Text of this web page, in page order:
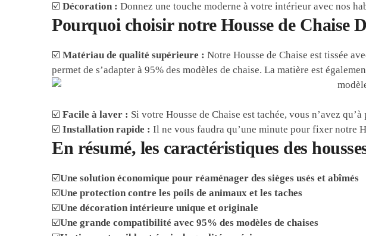
☑️Décoration : Donnez une touche moderne à votre intérieur avec nos
Pourquoi choisir notre Housse de Chaise
☑️Matériau de qualité supérieure : Notre Housse de Chaise est tissée
permet de s’adapter à 95% des modèles de chaise. La matière est
☑️Facile à laver : Si votre Housse de Chaise est tachée, vous n’avez
☑️Installation rapide : Il ne vous faudra qu’une minute pour fixer notre
En résumé, les caractéristiques des
☑️Une solution économique pour réaménager des sièges usés et abîmés
☑️Une protection contre les poils de animaux et les taches
☑️Une décoration intérieure unique et originale
☑️Une grande compatibilité avec 95% des modèles de chaises